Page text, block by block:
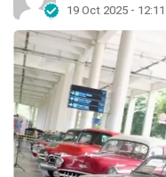
19 Oct 2025 -